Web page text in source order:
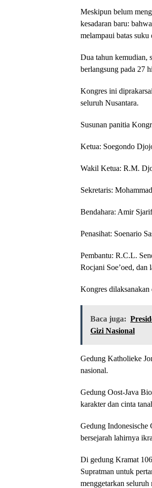
Meskipun belum
kesadaran baru:
melampaui batas suku
Dua tahun kemudian,
berlangsung pada 27
Kongres ini
seluruh Nusantara.
Susunan panitia
Ketua: Soegondo
Wakil Ketua: R.M.
Sekretaris:
Bendahara: Amir
Penasihat: Soenario
Pembantu: R.C.L.
Rocjani Soe’oed, dan
Kongres dilaksanakan
Baca juga:
Gizi Nasional
Gedung Katholieke
nasional.
Gedung Oost-Java
karakter dan cinta
Gedung Indonesische
bersejarah lahirnya
Di gedung Kramat
Supratman untuk
menggetarkan seluruh